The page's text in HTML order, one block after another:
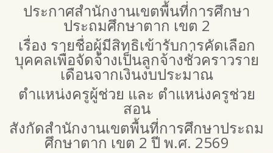
ประกาศสำนักงานเขตพื้นที่การศึกษา
ประถมศึกษาตาก เขต 2
เรื่อง รายชื่อผู้มีสิทธิเข้ารับการคัดเลือก
บุคคลเพื่อจัดจ้างเป็นลูกจ้างชั่วคราวราย
เดือนจากเงินงบประมาณ
ตำแหน่งครูผู้ช่วย และ ตำแหน่งครูช่วย
สอน
สังกัดสำนักงานเขตพื้นที่การศึกษาประถม
ศึกษาตาก เขต 2 ปี พ.ศ. 2569